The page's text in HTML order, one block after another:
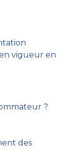
vigueur en
?
des